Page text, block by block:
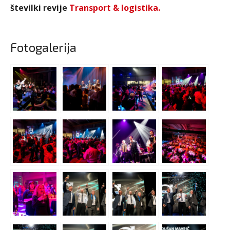
številki revije Transport & logistika.
Fotogalerija